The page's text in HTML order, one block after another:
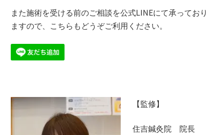
また施術を受ける前のご相談を公式LINEにて承っており
ますので、こちらもどうぞご利用ください。
【監修】
住吉鍼灸院 院長